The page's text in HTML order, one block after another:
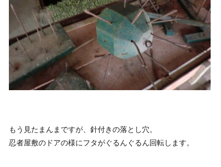
もう見たまんまですが、針付きの落とし穴。
忍者屋敷のドアの様にフタがぐるんぐるん回転します。